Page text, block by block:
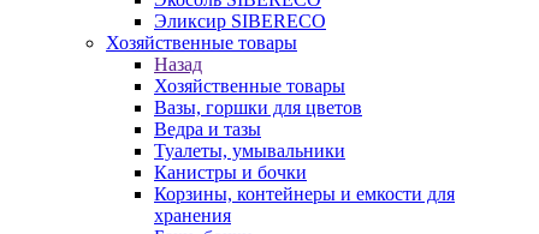
Эликсир SIBERECO
Хозяйственные товары
Назад
Хозяйственные товары
Вазы, горшки для цветов
Ведра и тазы
Туалеты, умывальники
Канистры и бочки
Корзины, контейнеры и емкости для
хранения